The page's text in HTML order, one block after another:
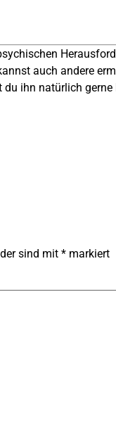
auch andere
ihn natürlich
sind mit * markiert